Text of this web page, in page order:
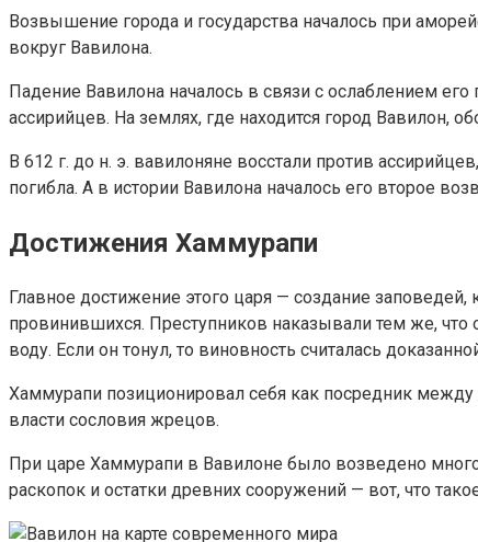
Возвышение города и государства началось при
вокруг Вавилона.
Падение Вавилона началось в связи с ослаблением
ассирийцев. На землях, где находится город Вавилон,
В 612 г. до н. э. вавилоняне восстали против
погибла. А в истории Вавилона началось его второе
Достижения Хаммурапи
Главное достижение этого царя — создание
провинившихся. Преступников наказывали тем же,
воду. Если он тонул, то виновность считалась
Хаммурапи позиционировал себя как посредник
власти сословия жрецов.
При царе Хаммурапи в Вавилоне было возведено
раскопок и остатки древних сооружений — вот, что